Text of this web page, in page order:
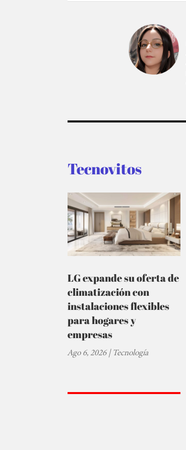
Tecnovitos
LG expande su oferta de
climatización con
instalaciones flexibles
para hogares y
empresas
Ago 6, 2026|Tecnología